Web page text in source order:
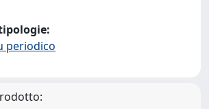
periodico